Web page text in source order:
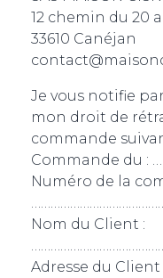
12 chemin du 20
33610 Canéjan
Je vous notifie
mon droit de
commande
Commande du :
Numéro de la
Nom du Client :
Adresse du Client